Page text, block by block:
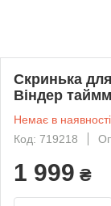
Скринька
Віндер
Немає в наявності
Код: 719218
1 999 ₴